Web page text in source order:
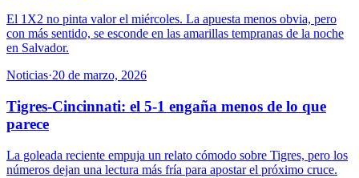
El 1X2 no pinta valor el miércoles. La apuesta menos obvia, pero
con más sentido, se esconde en las amarillas tempranas de la noche
en Salvador.
Noticias·20 de marzo, 2026
Tigres-Cincinnati: el 5-1 engaña menos de lo que
parece
La goleada reciente empuja un relato cómodo sobre Tigres, pero los
números dejan una lectura más fría para apostar el próximo cruce.